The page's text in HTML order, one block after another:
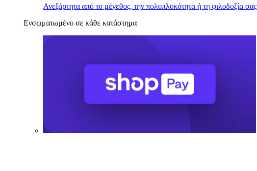
Ανεξάρτητα από το μέγεθος, την πολυπλοκότητα ή τη φιλοδοξία
Ενσωματωμένο σε κάθε κατάστημα